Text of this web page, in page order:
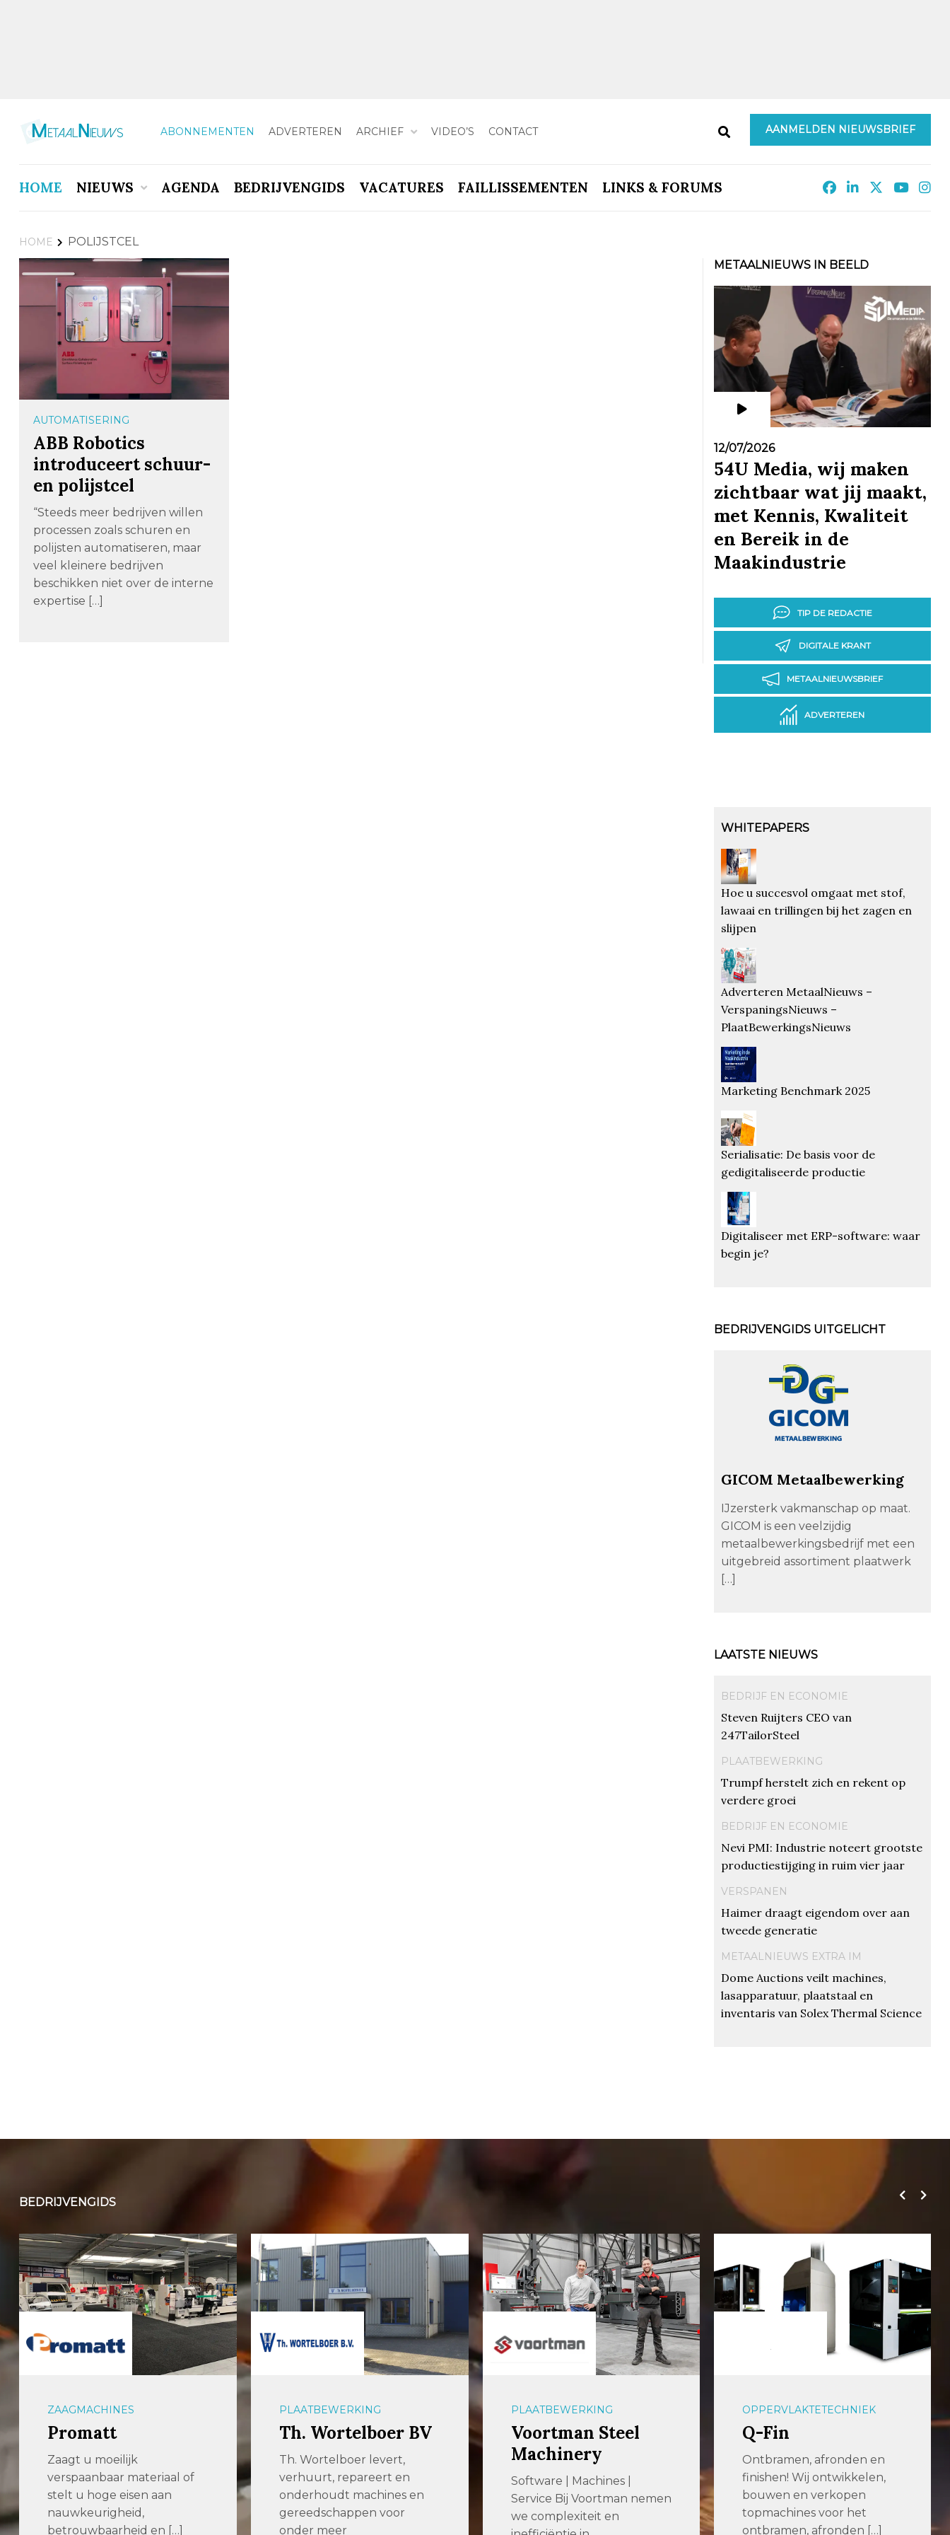
ABONNEMENTEN ADVERTEREN ARCHIEF VIDEO’S CONTACT AANMELDEN NIEUWSBRIEF
HOME NIEUWS AGENDA BEDRIJVENGIDS VACATURES FAILLISSEMENTEN LINKS & FORUMS
HOME POLIJSTCEL
AUTOMATISERING
ABB Robotics
introduceert schuur-
en polijstcel
“Steeds meer bedrijven willen
processen zoals schuren en
polijsten automatiseren, maar
veel kleinere bedrijven
beschikken niet over de interne
expertise […]
METAALNIEUWS IN BEELD
12/07/2026
54U Media, wij maken
zichtbaar wat jij maakt,
met Kennis, Kwaliteit
en Bereik in de
Maakindustrie
TIP DE REDACTIE
DIGITALE KRANT
METAALNIEUWSBRIEF
ADVERTEREN
WHITEPAPERS
Hoe u succesvol omgaat met stof,
lawaai en trillingen bij het zagen en
slijpen
Adverteren MetaalNieuws –
VerspaningsNieuws –
PlaatBewerkingsNieuws
Marketing Benchmark 2025
Serialisatie: De basis voor de
gedigitaliseerde productie
Digitaliseer met ERP-software: waar
begin je?
BEDRIJVENGIDS UITGELICHT
GICOM Metaalbewerking
IJzersterk vakmanschap op maat.
GICOM is een veelzijdig
metaalbewerkingsbedrijf met een
uitgebreid assortiment plaatwerk
[…]
LAATSTE NIEUWS
BEDRIJF EN ECONOMIE
Steven Ruijters CEO van
247TailorSteel
PLAATBEWERKING
Trumpf herstelt zich en rekent op
verdere groei
BEDRIJF EN ECONOMIE
Nevi PMI: Industrie noteert grootste
productiestijging in ruim vier jaar
VERSPANEN
Haimer draagt eigendom over aan
tweede generatie
METAALNIEUWS EXTRA IM
Dome Auctions veilt machines,
lasapparatuur, plaatstaal en
inventaris van Solex Thermal Science
BEDRIJVENGIDS
ZAAGMACHINES
Promatt
Zaagt u moeilijk
verspaanbaar materiaal of
stelt u hoge eisen aan
nauwkeurigheid,
betrouwbaarheid en […]
PLAATBEWERKING
Th. Wortelboer BV
Th. Wortelboer levert,
verhuurt, repareert en
onderhoudt machines en
gereedschappen voor
onder meer
PLAATBEWERKING
Voortman Steel
Machinery
Software | Machines |
Service Bij Voortman nemen
we complexiteit en
OPPERVLAKTETECHNIEK
Q-Fin
Ontbramen, afronden en
finishen! Wij ontwikkelen,
bouwen en verkopen
topmachines voor het
ontbramen, afronden […]